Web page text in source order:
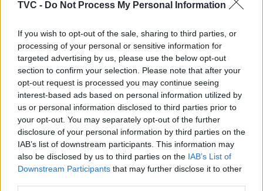
TVC - Do Not Process My Personal Information
If you wish to opt-out of the sale, sharing to third parties, or
processing of your personal or sensitive information for
targeted advertising by us, please use the below opt-out
section to confirm your selection. Please note that after your
opt-out request is processed you may continue seeing
interest-based ads based on personal information utilized by
us or personal information disclosed to third parties prior to
your opt-out. You may separately opt-out of the further
disclosure of your personal information by third parties on the
IAB’s list of downstream participants. This information may
also be disclosed by us to third parties on the IAB’s List of
Downstream Participants that may further disclose it to other
Sertã, Miranda do Corvo e ainda da Orquestra.
Artigo anterior
Aldeia da Guarda celebra
“Magusto da Velha” no dia
seguinte ao Natal
Próximo artigo
Encontrados corpos dos
dois desaparecidos em
naufrágio de barco de
pesca na Nazaré